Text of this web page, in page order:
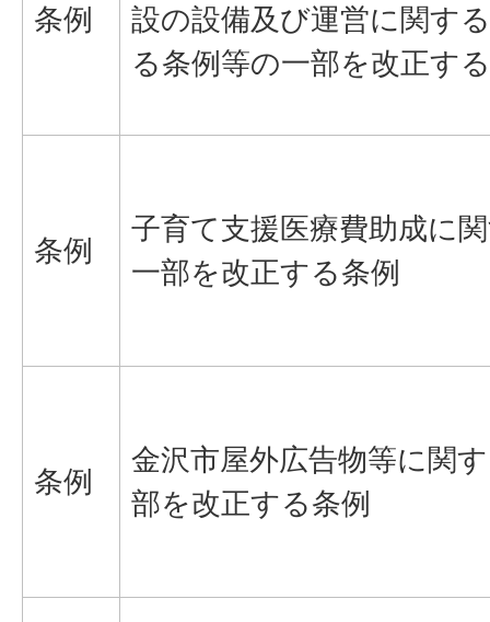
条例
設の設備及び運営に関す
る条例等の一部を改正す
条例
子育て支援医療費助成に
一部を改正する条例
条例
金沢市屋外広告物等に関
部を改正する条例